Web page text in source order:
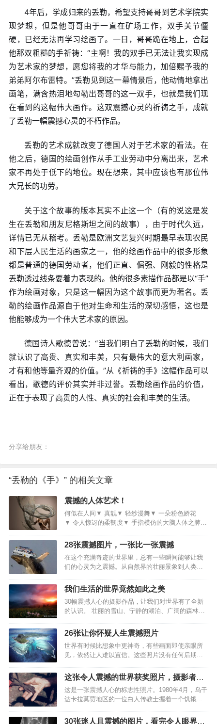
4年后，学成归来的丢勒，希望支持哥哥到艺术学院实
现梦想，但是他哥哥由于一直在矿场工作，双手关节僵
硬，已经无法再学习绘画了。一日，哥哥跪在地上，合起
他那双粗糙的手祈祷：“主啊！我的双手已无法让我实现成
为艺术家的梦想，愿您将我的才华与能力，加倍赐予我的
弟弟阿尔布雷特。”丢勒见到这一幕情景后，他动情地拿出
画笔，满含热泪地勾勒出哥哥的这一双手，也就是我们现
在看到的这幅伟大画作。这双震撼心灵的祈祷之手，成就
了丢勒一幅震撼心灵的不朽作品。
丢勒的艺术成就改变了德国人对于艺术家的看法。在
他之后，德国的绘画创作从手工业劳动中分离出来，艺术
家不再处于低下的地位。现在想来，其中应该也有那位伟
大兄长的功劳。
关于这个故事的版本其实不止这一个（有的说这是发
生在丢勒和朋友尼格斯坦之间的故事），由于时代久远，
详情已无从稽考。丢勒是欧洲文艺复兴时期最早表现农民
和下层人民生活的画家之一，他的绘画作品中的很多形象
都是普通的德国劳动者，他们正直、倔强、刚毅的性格是
丢勒透过线条要着力表现的。他的很多素描作品都是以“手”
作为绘画对象，只是这一幅因为这个故事而更为著名。丢
勒的绘画作品源自于他对生命和生活的深切感悟，这也是
他能够成为一个伟大艺术家的原因。
德国诗人歌德曾说：“当我们明白了丢勒的时候，我们
就认识了高贵、真实和丰美，只有最伟大的意大利画家，
才有和他等量齐观的价值。”从《祈祷的手》这幅作品可以
看出，歌德的评价其实并非过誉。丢勒绘画作品的价值，
正在于表现了高贵的人性、真实的社会和丰美的生活。
分享给朋友：
“丢勒的《手》” 的相关文章
震撼的人体艺术！
何似在人间▼ 真靓▼ 轻纱漫舞▼ 一朵粉色娇花
▼ 令人惊讶的柔韧度▼ 手指模仿的大脑人体之肺
个女人全靠一个男人支撑真厉害！▼ 像不像一颗圣
诞树？▼ 步步高升？▼ 芭蕾舞者的踢腿▼几乎一
根直线了！▼弯成了一个圆▼最危险的倒立了！▼
宝贝和妈妈的艺术动作▼…
28张震撼图片，一张比一张震撼
在这个充满奇迹的世界里，总有一些瞬间能够让我
们的心灵为之震撼。从自然界的壮丽景象到人类创
独特的故事。本文将带领您走进这些令人难以置信
的瞬间，感受那些让人惊叹的自然力量和人类智慧
的结晶。1. 巨鲸意外将游轮顶出海面，震惊画面曝
光。2. 飞机坠入大海的惊险瞬间被捕捉。3. 神秘冰
川，内部未知，你敢踏入吗？4. 龙卷风与彩虹罕见
同框。5. 巨浪突袭，冲毁公路的震撼瞬间。6. 悬崖
绚丽。8. 天鹅座墙的…
我们生活的世界竟然如此之美
30幅震撼人心的摄影作品，让我们对世界有了全新
的认识。 壮丽的雪山、宁静的湖泊、广阔的森林和
魅力。这些作品不仅是视觉的享受，更是心灵的洗
礼，引导我们在忙碌中放慢脚步，惜眼前的一切。
两个世界拍摄这张照片完全是靠运气，作者原本计
划在两公里外拍摄，看到山上的红色光芒后，立即
改变计划，驱车赶到山的西侧拍下这张照片。黑暗
树篱对于《权力的游戏》粉丝来说，北爱尔兰最值
巷。小巷是位于北爱尔兰安特里姆郡，因两旁成排
的山毛榉树所形…
26张让你怀疑人生震撼照片
世界有时候比想象中更神奇，有些画面即使亲眼所
见，依然让人难以置信。这些照片没有任何后期修
吗？一起来看看这些让人直呼“这是真的吗？”的真实
瞬间！1、毛里求斯的海底瀑布，乍一看像是大海裂
开了一个巨大的深渊，波涛翻涌，仿佛下一秒就会
把整个世界吞没。其实，这只是沙子的颜色和海水
深度变化形成的视觉错觉，但光是看着就让人心跳
加速。2、牛奶滴进咖啡的瞬间，漩涡翻腾，像是微
这张令人震撼的世界获奖照片，摄影者却
说“为之感到羞耻”
这是一张震撼人心的标志性照片。1980年4月，乌干
达卡拉莫贾地区的一位白人传教士握着一个饥饿的
看到骨头，似乎不是人类，几乎像是外星人或其他
30张迷人且震撼的图片，看完令人眼界大